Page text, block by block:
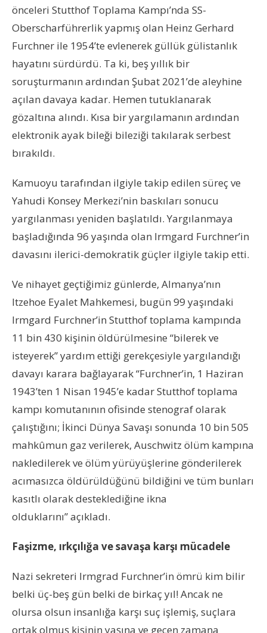
önceleri Stutthof Toplama Kampı’nda SS-
Oberscharführerlik yapmış olan Heinz Gerhard
Furchner ile 1954’te evlenerek güllük gülistanlık
hayatını sürdürdü. Ta ki, beş yıllık bir
soruşturmanın ardından Şubat 2021’de aleyhine
açılan davaya kadar. Hemen tutuklanarak
gözaltına alındı. Kısa bir yargılamanın ardından
elektronik ayak bileği bileziği takılarak serbest
bırakıldı.
Kamuoyu tarafından ilgiyle takip edilen süreç ve
Yahudi Konsey Merkezi’nin baskıları sonucu
yargılanması yeniden başlatıldı. Yargılanmaya
başladığında 96 yaşında olan Irmgard Furchner’in
davasını ilerici-demokratik güçler ilgiyle takip etti.
Ve nihayet geçtiğimiz günlerde, Almanya’nın
Itzehoe Eyalet Mahkemesi, bugün 99 yaşındaki
Irmgard Furchner’in Stutthof toplama kampında
11 bin 430 kişinin öldürülmesine “bilerek ve
isteyerek” yardım ettiği gerekçesiyle yargılandığı
davayı karara bağlayarak “Furchner’in, 1 Haziran
1943’ten 1 Nisan 1945’e kadar Stutthof toplama
kampı komutanının ofisinde stenograf olarak
çalıştığını; İkinci Dünya Savaşı sonunda 10 bin 505
mahkûmun gaz verilerek, Auschwitz ölüm kampına
nakledilerek ve ölüm yürüyüşlerine gönderilerek
acımasızca öldürüldüğünü bildiğini ve tüm bunları
kasıtlı olarak desteklediğine ikna
olduklarını” açıkladı.
Faşizme, ırkçılığa ve savaşa karşı mücadele
Nazi sekreteri Irmgrad Furchner’in ömrü kim bilir
belki üç-beş gün belki de birkaç yıl! Ancak ne
olursa olsun insanlığa karşı suç işlemiş, suçlara
ortak olmuş kişinin yaşına ve geçen zamana